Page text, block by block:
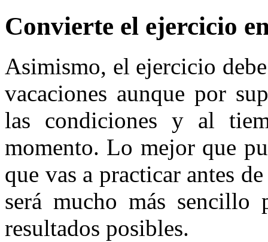
Convierte el ejercicio
Asimismo, el ejercicio
vacaciones aunque por
las condiciones y al
momento. Lo mejor que
que vas a practicar antes
será mucho más
resultados posibles.